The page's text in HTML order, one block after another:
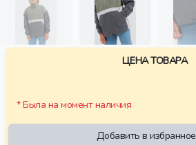
ЦЕНА ТОВАРА
* Была на момент наличия
Добавить в избранное